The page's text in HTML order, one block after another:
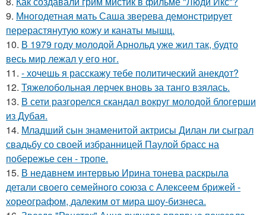
9. Многодетная мать Саша зверева демонстрирует
перерастянутую кожу и канаты мышц.
10. В 1979 году молодой Арнольд уже жил так, будто
весь мир лежал у его ног.
11. - хочешь я расскажу тебе политический анекдот?
12. Тяжелобольная лерчек вновь за танго взялась.
13. В сети разгорелся скандал вокруг молодой блогерши
из Дубая.
14. Младший сын знаменитой актрисы Дилан ли сыграл
свадьбу со своей избранницей Паулой брасс на
побережье сен - тропе.
15. В недавнем интервью Ирина тонева раскрыла
детали своего семейного союза с Алексеем брижей -
хореографом, далеким от мира шоу-бизнеса.